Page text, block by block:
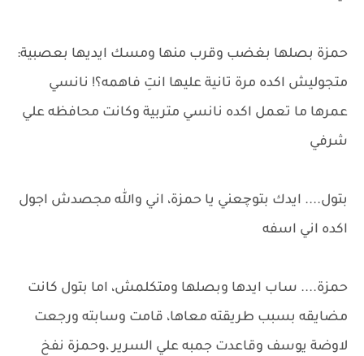
حمزة بصلها بغضب وقرب منها ومسك ايديها بعصبية:
متجوليش اكده مرة تانية عليها انتِ فاهمه؟! نانسي
عمرها ما تعمل اكده نانسي متربية وكانت محافظه علي
شرفي
بتول.... ايدك بتوچعني يا حمزة، اني والله مجصدش اجول
اكده اني اسفه
حمزة.... ساب ايدها وبصلها ومتكلمش، اما بتول كانت
مضايقه بسبب طريقته معاها، قامت وسابته ورجعت
لاوضة يوسف وقاعدت جمبه علي السرير ،وحمزة نفخ